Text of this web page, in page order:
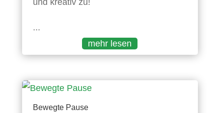
und kreativ zu!
...
mehr lesen
Bewegte Pause